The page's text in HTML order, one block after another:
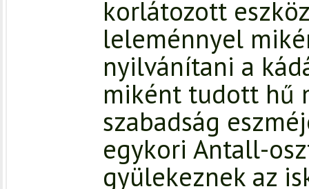
korlátozott
leleménnyel
nyilvánítani a
miként tudott hű
szabadság
egykori Antall-
gyülekeznek az